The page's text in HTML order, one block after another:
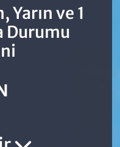
Yarın ve 1
Durumu